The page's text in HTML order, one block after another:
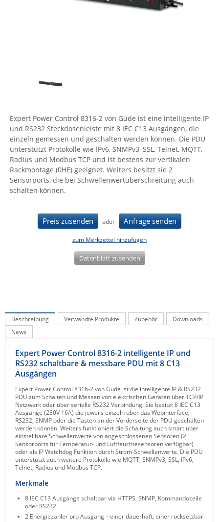
Serverräume
RMA / Rücksendung / Support
Fokus Technologies
Gefen
Gude
Guntermann & Drunck
High Sec Labs
IEC Lock
Kramer Electronics
LigoWave
Milesight
Moxa
Netio
Panorama Antennas
PatchSee
Power Kingdom
Poynting
Raritan
Riello UPS
Server Technology
Siretta
SIRIO Antenne
Expert Power Control 8316-2 von Gude ist eine intelligente IP
und RS232 Steckdosenleiste mit 8 IEC C13 Ausgängen, die
einzeln gemessen und geschalten werden können. Die PDU
unterstützt Protokolle wie IPv6, SNMPv3, SSL, Telnet, MQTT,
Radius und Modbus TCP und ist bestens zur vertikalen
Rackmontage (0HE) geeignet. Weiters besitzt sie 2
Sensorports, die bei Schwellenwertüberschreitung auch
schalten können.
Preis zusenden oder Anfrage senden
zum Merkzettel hinzufügen
Datenblatt zusenden
Beschreibung Verwandte Produkte Zubehör
Downloads
News
Expert Power Control 8316-2 intelligente IP und
RS232 schaltbare & messbare PDU mit 8 C13
Ausgängen
Expert Power Control 8316-2 von Gude ist die intelligente IP & RS232
PDU zum Schalten und Messen von elektrischen Geräten über TCP/IP
Netzwerk oder über serielle RS232 Verbindung. Sie besitzt 8 IEC C13
Ausgänge (230V 16A) die jeweils einzeln über das Webinterface,
RS232, SNMP oder die Tasten an der Vorderseite der PDU geschalten
werden können. Weiters funktioniert die Schaltung auch smart über
einstellbare Schwellenwerte von angeschlossenen Sensoren (2
Sensorports für Temperatur- und Luftfeuchtesensoren verfügbar)
oder als IP Watchdog Funktion durch Strom-Schwellenwerte. Die PDU
unterstützt auch weitere Protokolle wie MQTT, SNMPv3, SSL, IPv6,
Telnet, Radius und Modbus TCP.
Merkmale
8 IEC C13 Ausgänge schaltbar via HTTPS, SNMP, Kommandozeile
oder RS232
2 Energiezähler pro Ausgang – einer dauerhaft, einer rücksetzbar